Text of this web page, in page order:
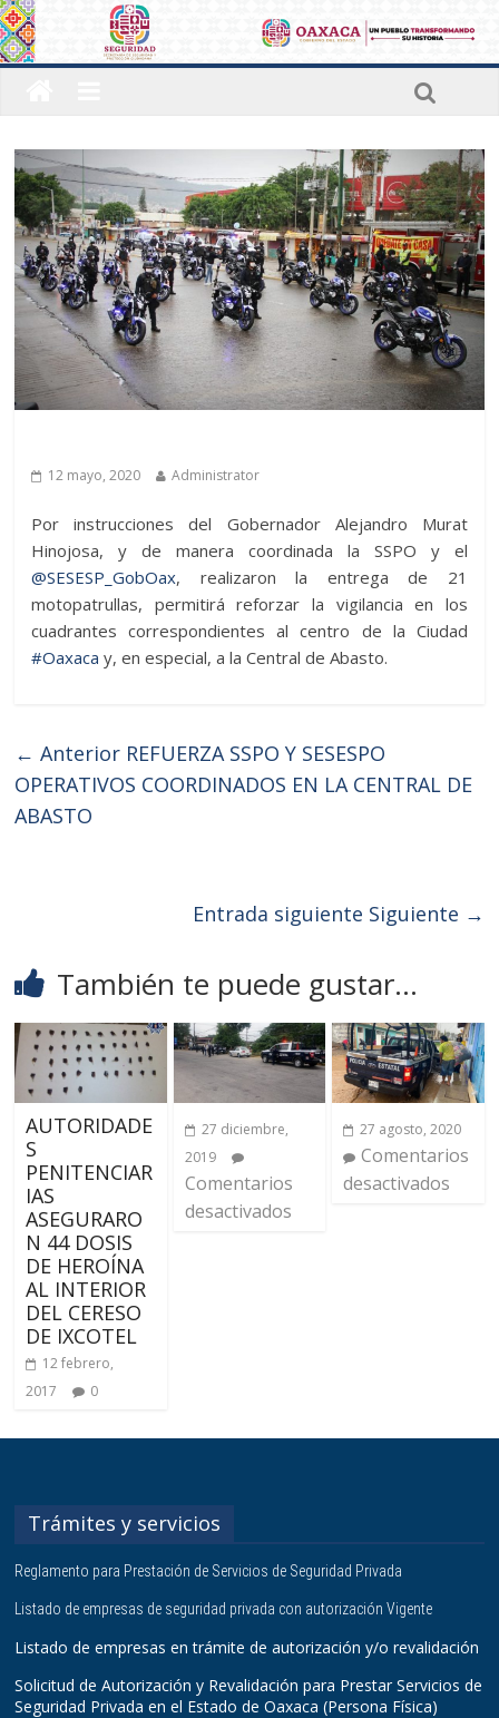
12 mayo, 2020
Administrator
Por instrucciones del Gobernador Alejandro Murat
Hinojosa, y de manera coordinada la SSPO y el
@SESESP_GobOax, realizaron la entrega de 21
motopatrullas, permitirá reforzar la vigilancia en los
cuadrantes correspondientes al centro de la Ciudad
#Oaxaca y, en especial, a la Central de Abasto.
← Anterior REFUERZA SSPO Y SESESPO
OPERATIVOS COORDINADOS EN LA CENTRAL DE
ABASTO
Entrada siguiente Siguiente →
También te puede gustar...
AUTORIDADE
S
PENITENCIAR
IAS
ASEGURARO
N 44 DOSIS
DE HEROÍNA
AL INTERIOR
DEL CERESO
DE IXCOTEL
12 febrero,
2017
0
27 diciembre,
2019
Comentarios
desactivados
27 agosto, 2020
Comentarios
desactivados
Trámites y servicios
Reglamento para Prestación de Servicios de Seguridad Privada
Listado de empresas de seguridad privada con autorización Vigente
Listado de empresas en trámite de autorización y/o revalidación
Solicitud de Autorización y Revalidación para Prestar Servicios de
Seguridad Privada en el Estado de Oaxaca (Persona Física)